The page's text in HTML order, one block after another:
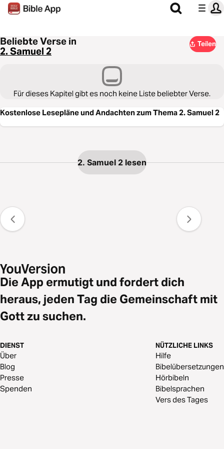
Beliebte Verse in
2. Samuel 2
Teilen
Für dieses Kapitel gibt es noch keine Liste beliebter Verse.
Kostenlose Lesepläne und Andachten zum Thema 2. Samuel 2
2. Samuel 2 lesen
Die App ermutigt und fordert dich
heraus, jeden Tag die Gemeinschaft mit
Gott zu suchen.
DIENST
Über
Blog
Presse
Spenden
NÜTZLICHE LINKS
Hilfe
Bibelübersetzungen
Hörbibeln
Bibelsprachen
Vers des Tages